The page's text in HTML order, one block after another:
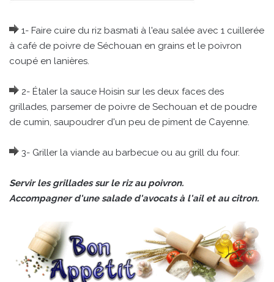
1- Faire cuire du riz basmati à l'eau salée avec 1 cuillerée
à café de poivre de Séchouan en grains et le poivron
coupé en lanières.
2- Étaler la sauce Hoisin sur les deux faces des
grillades, parsemer de poivre de Sechouan et de poudre
de cumin, saupoudrer d'un peu de piment de Cayenne.
3- Griller la viande au barbecue ou au grill du four.
Servir les grillades sur le riz au poivron.
Accompagner d'une salade d'avocats à l'ail et au citron.